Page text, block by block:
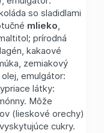
so sladidlami
mlieko,
prírodná
kakaové
zemiakový
emulgátor:
látky:
Môže
(lieskové orechy)
cukry.